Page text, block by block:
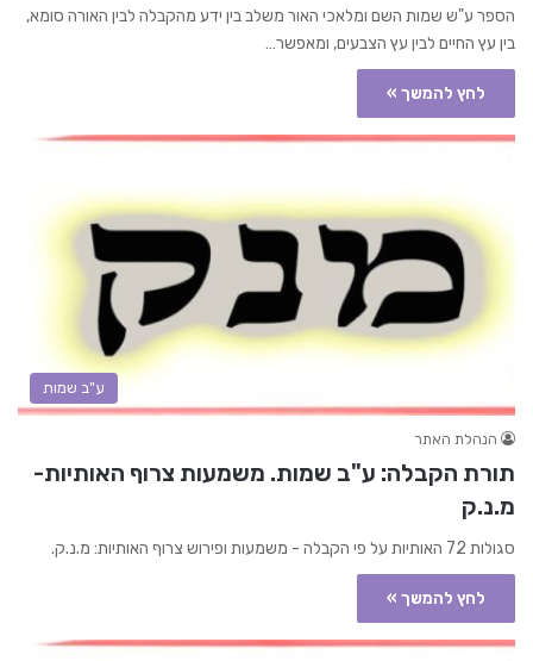
הספר ע"ש שמות השם ומלאכי האור משלב בין ידע מהקבלה לבין האורה סומא,
בין עץ החיים לבין עץ הצבעים, ומאפשר…
לחץ להמשך »
ע"ב שמות
הנהלת האתר
תורת הקבלה: ע"ב שמות. משמעות צרוף האותיות-
מ.נ.ק
סגולות 72 האותיות על פי הקבלה - משמעות ופירוש צרוף האותיות: מ.נ.ק.
לחץ להמשך »